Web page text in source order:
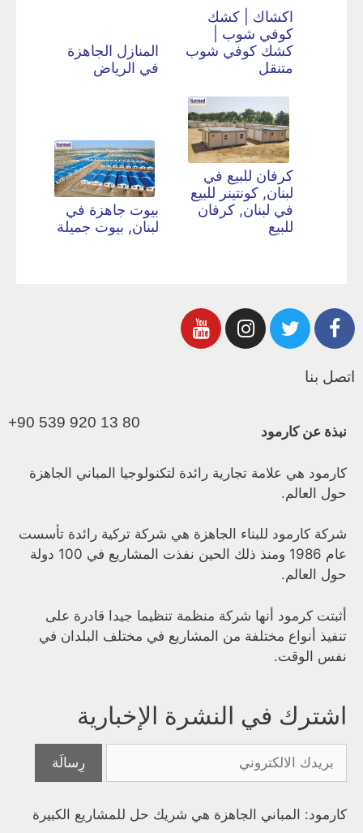
اكشاك | كشك
كوفي شوب |
كشك كوفي شوب
متنقل
المنازل الجاهزة
في الرياض
كرفان للبيع في
لبنان, كونتينر للبيع
في لبنان, كرفان
للبيع
بيوت جاهزة في
لبنان, بيوت جميلة
اتصل بنا
+90 539 920 13 80
نبذة عن كارمود
كارمود هي علامة تجارية رائدة لتكنولوجيا المباني الجاهزة
حول العالم.
شركة كارمود للبناء الجاهزة هي شركة تركية رائدة تأسست
عام 1986 ومنذ ذلك الحين نفذت المشاريع في 100 دولة
حول العالم.
أثبتت كرمود أنها شركة منظمة تنظيما جيدا قادرة على
تنفيذ أنواع مختلفة من المشاريع في مختلف البلدان في
نفس الوقت.
اشترك في النشرة الإخبارية
كارمود: المباني الجاهزة هي شريك حل للمشاريع الكبيرة